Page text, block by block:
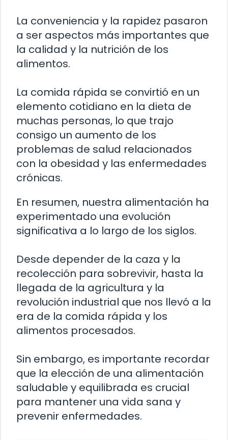
La conveniencia y la rapidez pasaron
a ser aspectos más importantes que
la calidad y la nutrición de los
alimentos.
La comida rápida se convirtió en un
elemento cotidiano en la dieta de
muchas personas, lo que trajo
consigo un aumento de los
problemas de salud relacionados
con la obesidad y las enfermedades
crónicas.
En resumen, nuestra alimentación ha
experimentado una evolución
significativa a lo largo de los siglos.
Desde depender de la caza y la
recolección para sobrevivir, hasta la
llegada de la agricultura y la
revolución industrial que nos llevó a la
era de la comida rápida y los
alimentos procesados.
Sin embargo, es importante recordar
que la elección de una alimentación
saludable y equilibrada es crucial
para mantener una vida sana y
prevenir enfermedades.